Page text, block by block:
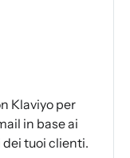
Klaviyo per
in base ai
tuoi clienti.